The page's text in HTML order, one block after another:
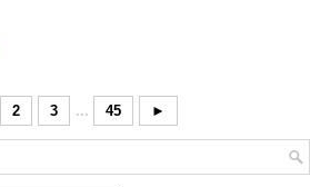
2 3 ... 45 ►